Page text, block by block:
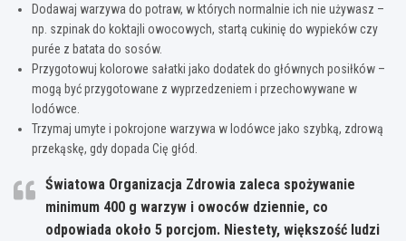
Dodawaj warzywa do potraw, w których normalnie ich nie używasz –
np. szpinak do koktajli owocowych, startą cukinię do wypieków czy
purée z batata do sosów.
Przygotowuj kolorowe sałatki jako dodatek do głównych posiłków –
mogą być przygotowane z wyprzedzeniem i przechowywane w
lodówce.
Trzymaj umyte i pokrojone warzywa w lodówce jako szybką, zdrową
przekąskę, gdy dopada Cię głód.
Światowa Organizacja Zdrowia zaleca spożywanie
minimum 400 g warzyw i owoców dziennie, co
odpowiada około 5 porcjom. Niestety, większość ludzi